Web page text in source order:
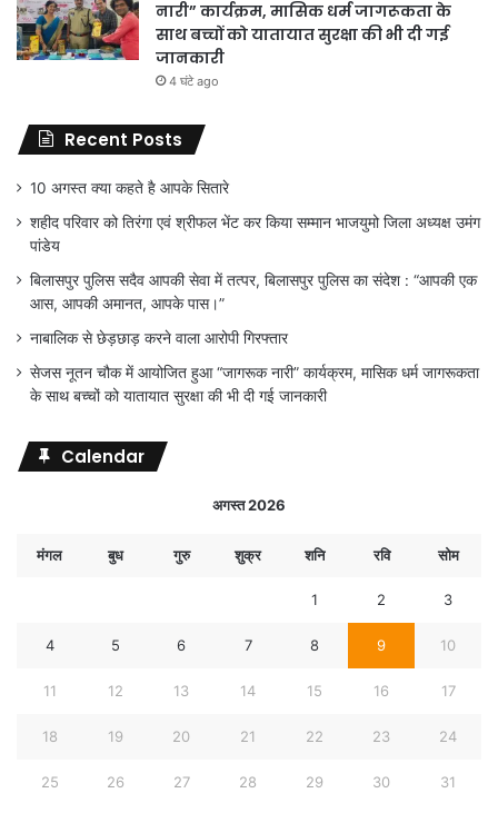
नारी” कार्यक्रम, मासिक धर्म जागरूकता के
साथ बच्चों को यातायात सुरक्षा की भी दी गई
जानकारी
4 घंटे ago
Recent Posts
10 अगस्त क्या कहते है आपके सितारे
शहीद परिवार को तिरंगा एवं श्रीफल भेंट कर किया सम्मान भाजयुमो जिला अध्यक्ष उमंग
पांडेय
बिलासपुर पुलिस सदैव आपकी सेवा में तत्पर, बिलासपुर पुलिस का संदेश : “आपकी एक
आस, आपकी अमानत, आपके पास।”
नाबालिक से छेड़छाड़ करने वाला आरोपी गिरफ्तार
सेजस नूतन चौक में आयोजित हुआ “जागरूक नारी” कार्यक्रम, मासिक धर्म जागरूकता
के साथ बच्चों को यातायात सुरक्षा की भी दी गई जानकारी
Calendar
अगस्त 2026
मंगल बुध गुरु शुक्र शनि रवि सोम
1 2 3
4 5 6 7 8 9 10
11 12 13 14 15 16 17
18 19 20 21 22 23 24
25 26 27 28 29 30 31